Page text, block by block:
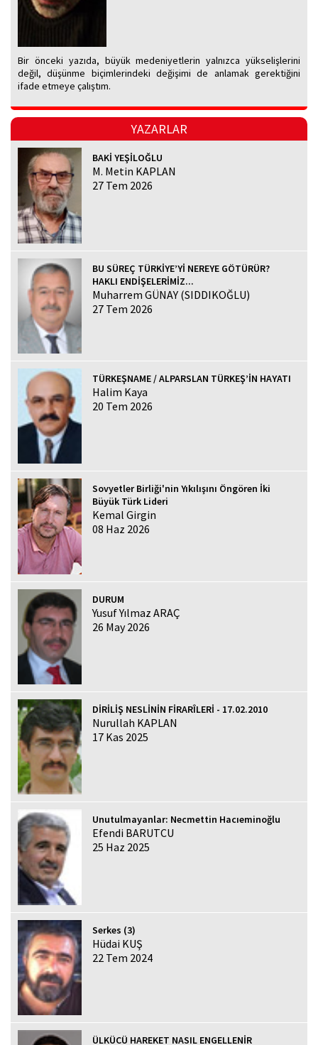
Bir önceki yazıda, büyük medeniyetlerin yalnızca yükselişlerini
değil, düşünme biçimlerindeki değişimi de anlamak gerektiğini
ifade etmeye çalıştım.
YAZARLAR
BAKİ YEŞİLOĞLU
M. Metin KAPLAN
27 Tem 2026
BU SÜREÇ TÜRKİYE’Yİ NEREYE GÖTÜRÜR?
HAKLI ENDİŞELERİMİZ...
Muharrem GÜNAY (SIDDIKOĞLU)
27 Tem 2026
TÜRKEŞNAME / ALPARSLAN TÜRKEŞ’İN HAYATI
Halim Kaya
20 Tem 2026
Sovyetler Birliği'nin Yıkılışını Öngören İki
Büyük Türk Lideri
Kemal Girgin
08 Haz 2026
DURUM
Yusuf Yılmaz ARAÇ
26 May 2026
DİRİLİŞ NESLİNİN FİRARÎLERİ - 17.02.2010
Nurullah KAPLAN
17 Kas 2025
Unutulmayanlar: Necmettin Hacıeminoğlu
Efendi BARUTCU
25 Haz 2025
Serkes (3)
Hüdai KUŞ
22 Tem 2024
ÜLKÜCÜ HAREKET NASIL ENGELLENİR